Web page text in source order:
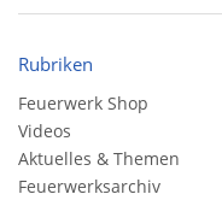
Rubriken
Feuerwerk Shop
Videos
Aktuelles & Themen
Feuerwerksarchiv